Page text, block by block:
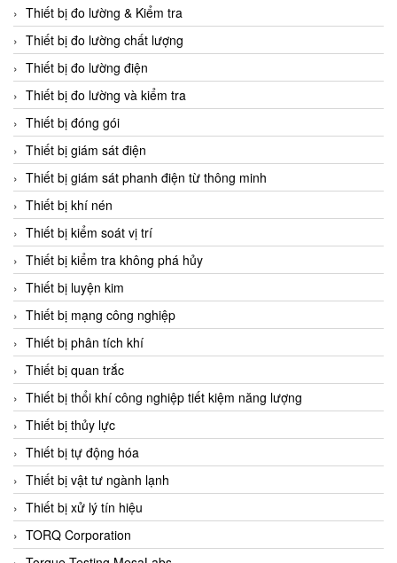
CHAUVIN ARNOUX
Checkline
Chino
Chiyoda Seiki
Chiyoda-Tsusho
Chongqing Huaneng
Chromalox
ChuanYi
CIC
Clage
Clake Fololo
Clark Cooper
CMC Ventilazione
Coax Valves Inc
Codel
Cofimco
Coltraco
Comat Releco
Comax
COMETECH VietNam
Thiết bị đo lường & Kiểm tra
Thiết bị đo lường chất lượng
Thiết bị đo lường điện
Thiết bị đo lường và kiểm tra
Thiết bị đóng gói
Thiết bị giám sát điện
Thiết bị giám sát phanh điện từ thông minh
Thiết bị khí nén
Thiết bị kiểm soát vị trí
Thiết bị kiểm tra không phá hủy
Thiết bị luyện kim
Thiết bị mạng công nghiệp
Thiết bị phân tích khí
Thiết bị quan trắc
Thiết bị thổi khí công nghiệp tiết kiệm năng lượng
Thiết bị thủy lực
Thiết bị tự động hóa
Thiết bị vật tư ngành lạnh
Thiết bị xử lý tín hiệu
TORQ Corporation